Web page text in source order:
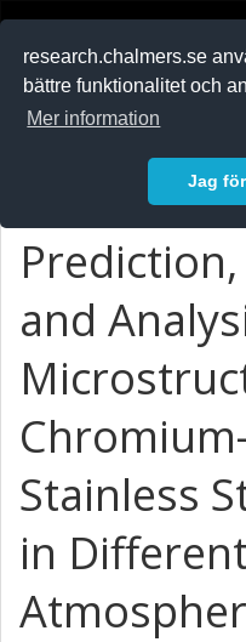
research.chalmers.se
bättre funktionalitet och
Mer information
Jag
and
Stainless
in Different